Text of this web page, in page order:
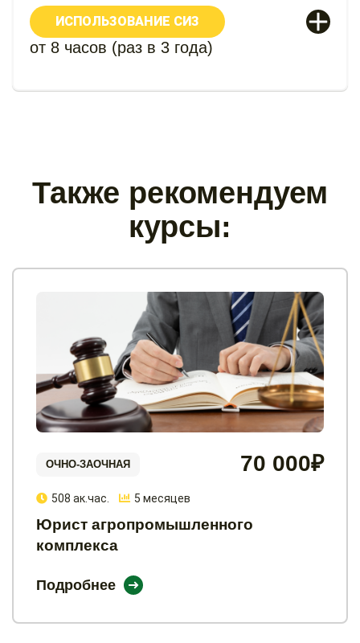
ИСПОЛЬЗОВАНИЕ СИЗ
от 8 часов (раз в 3 года)
Также рекомендуем
курсы:
ОЧНО-ЗАОЧНАЯ 70 000₽
508 ак.час. 5 месяцев
Юрист агропромышленного
комплекса
Подробнее